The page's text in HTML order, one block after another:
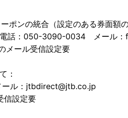
ポンの統合（設定のある券面額
話：050-3090-0034 メール
メール受信設定要
：
ル：jtbdirect@jtb.co.jp
信設定要